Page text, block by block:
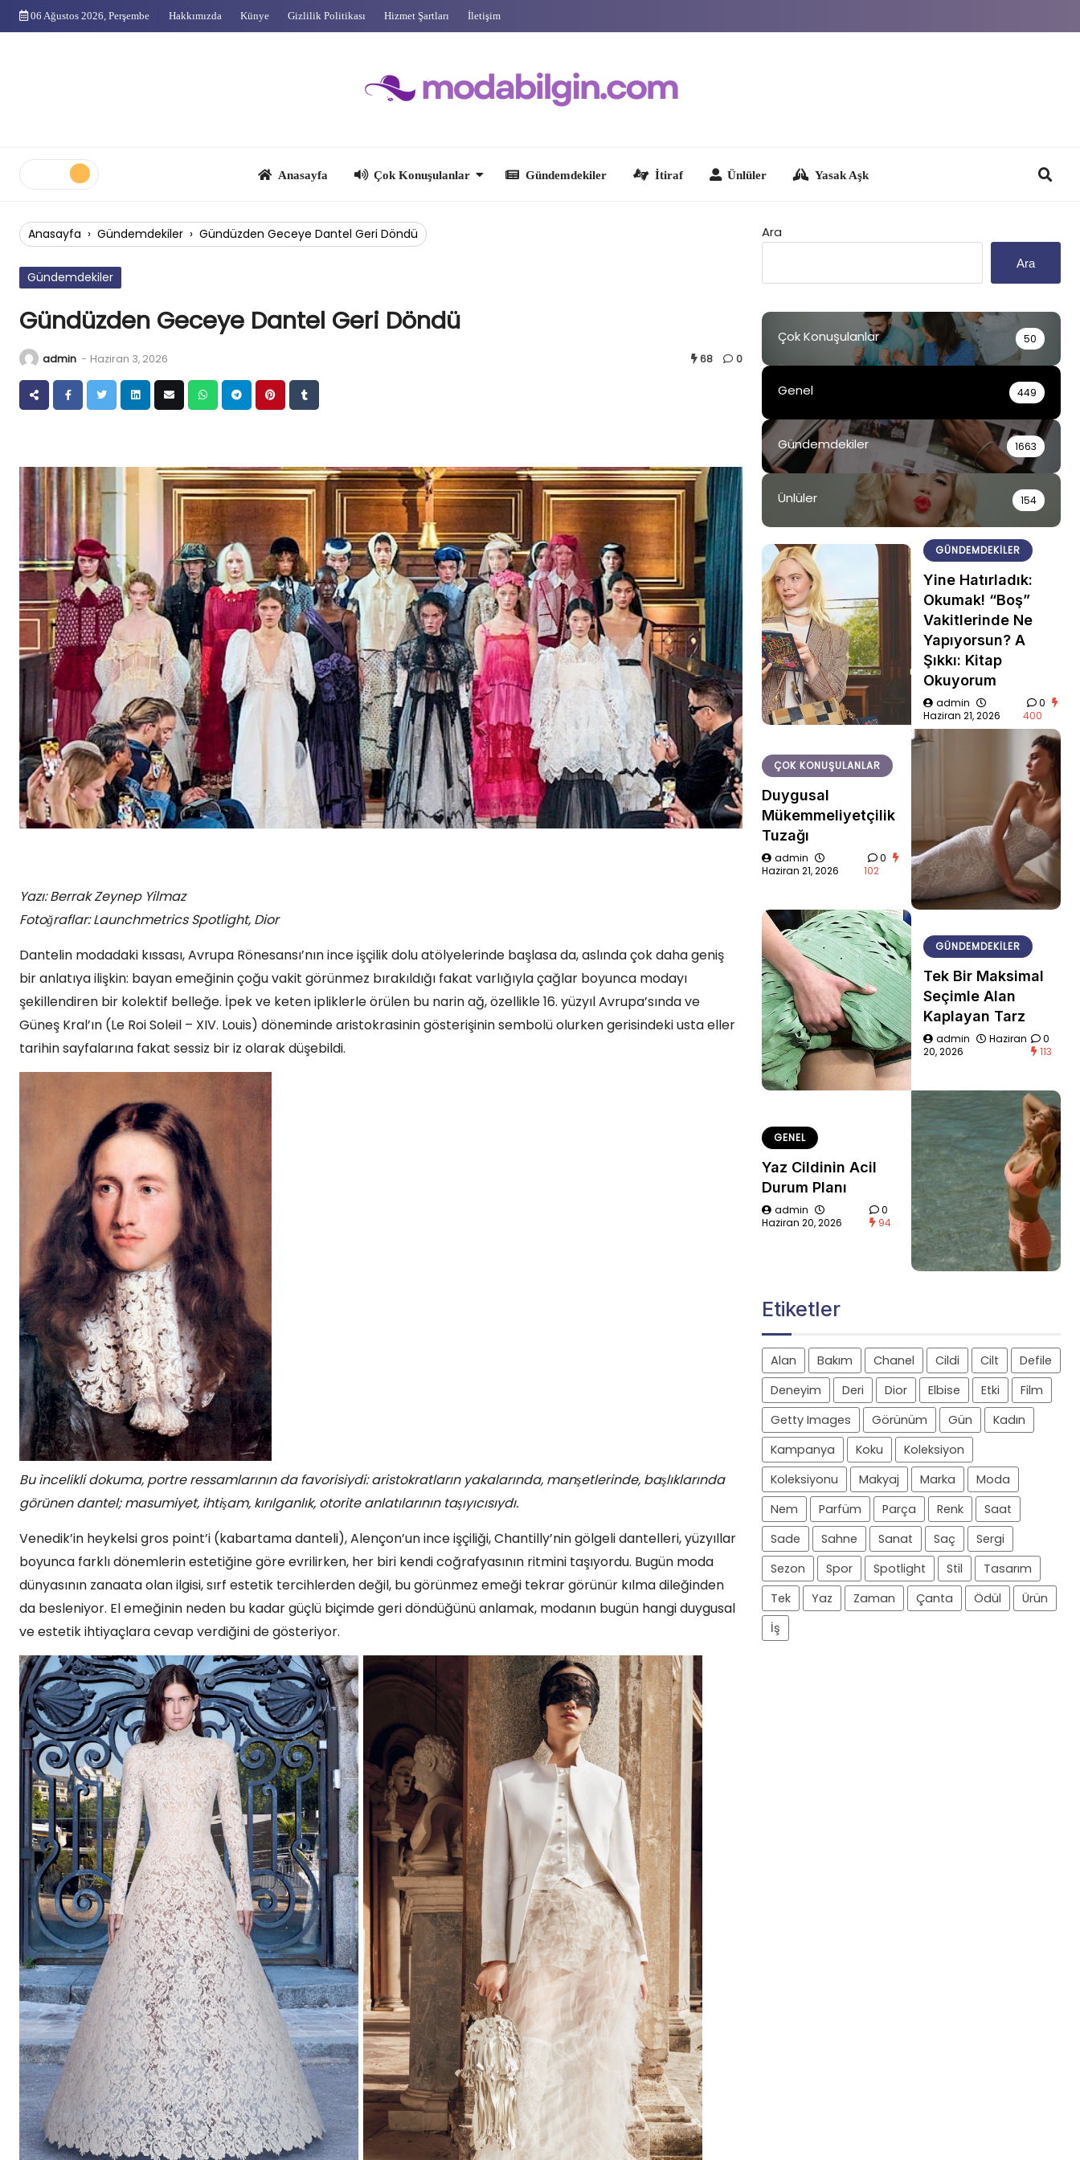
Skip
06 Ağustos 2026, Perşembe Hakkımızda Künye Gizlilik Politikası Hizmet Şartları İletişim
Anasayfa › Gündemdekiler › Gündüzden Geceye Dantel Geri Döndü
Gündemdekiler
Gündüzden Geceye Dantel Geri Döndü
admin - Haziran 3, 2026 68 0
Yazı: Berrak Zeynep Yilmaz
Fotoğraflar: Launchmetrics Spotlight, Dior
Dantelin modadaki kıssası, Avrupa Rönesansı’nın ince işçilik dolu atölyelerinde başlasa da, aslında çok daha geniş
bir anlatıya ilişkin: bayan emeğinin çoğu vakit görünmez bırakıldığı fakat varlığıyla çağlar boyunca modayı
şekillendiren bir kolektif belleğe. İpek ve keten ipliklerle örülen bu narin ağ, özellikle 16. yüzyıl Avrupa’sında ve
Güneş Kral’ın (Le Roi Soleil – XIV. Louis) döneminde aristokrasinin gösterişinin sembolü olurken gerisindeki usta eller
tarihin sayfalarına fakat sessiz bir iz olarak düşebildi.
Bu incelikli dokuma, portre ressamlarının da favorisiydi: aristokratların yakalarında, manşetlerinde, başlıklarında
görünen dantel; masumiyet, ihtişam, kırılganlık, otorite anlatılarının taşıyıcısıydı.
Venedik’in heykelsi gros point’i (kabartama danteli), Alençon’un ince işçiliği, Chantilly’nin gölgeli dantelleri, yüzyıllar
boyunca farklı dönemlerin estetiğine göre evrilirken, her biri kendi coğrafyasının ritmini taşıyordu. Bugün moda
dünyasının zanaata olan ilgisi, sırf estetik tercihlerden değil, bu görünmez emeği tekrar görünür kılma dileğinden
da besleniyor. El emeğinin neden bu kadar güçlü biçimde geri döndüğünü anlamak, modanın bugün hangi duygusal
ve estetik ihtiyaçlara cevap verdiğini de gösteriyor.
Ara
Ara
Çok Konuşulanlar 50
Genel 449
Gündemdekiler 1663
Ünlüler 154
GÜNDEMDEKILER
Yine Hatırladık:
Okumak! “Boş”
Vakitlerinde Ne
Yapıyorsun? A
Şıkkı: Kitap
Okuyorum
admin
Haziran 21, 2026
0
400
ÇOK KONUŞULANLAR
Duygusal
Mükemmeliyetçilik
Tuzağı
admin
Haziran 21, 2026
0
102
GÜNDEMDEKILER
Tek Bir Maksimal
Seçimle Alan
Kaplayan Tarz
admin
Haziran
20, 2026
0
113
GENEL
Yaz Cildinin Acil
Durum Planı
admin
Haziran 20, 2026
0
94
Etiketler
Alan Bakım Chanel Cildi Cilt
Defile
Deneyim
Deri Dior Elbise Etki
Film
Getty Images
Görünüm Gün
Kadın
Kampanya
Koku
Koleksiyon
Koleksiyonu
Makyaj Marka
Moda
Nem
Parfüm Parça Renk
Saat
Sade
Sahne Sanat Saç
Sergi
Sezon
Spor Spotlight Stil
Tasarım
Tek
Yaz Zaman Çanta Ödül
Ürün
İş